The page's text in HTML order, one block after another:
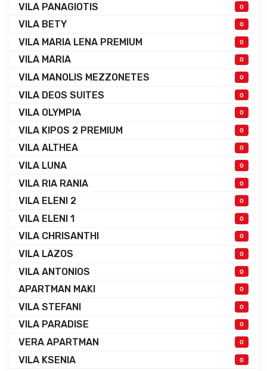
VILA PANAGIOTIS 0
VILA BETY 0
VILA MARIA LENA PREMIUM 0
VILA MARIA 0
VILA MANOLIS MEZZONETES 0
VILA DEOS SUITES 0
VILA OLYMPIA 0
VILA KIPOS 2 PREMIUM 0
VILA ALTHEA 0
VILA LUNA 0
VILA RIA RANIA 0
VILA ELENI 2 0
VILA ELENI 1 0
VILA CHRISANTHI 0
VILA LAZOS 0
VILA ANTONIOS 0
APARTMAN MAKI 0
VILA STEFANI 0
VILA PARADISE 0
VERA APARTMAN 0
VILA KSENIA 0